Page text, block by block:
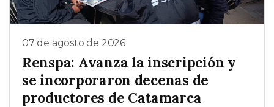
07 de agosto de 2026
Renspa: Avanza la inscripción y
se incorporaron decenas de
productores de Catamarca